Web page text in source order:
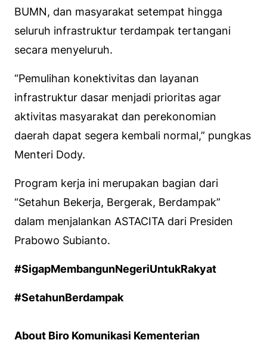
BUMN, dan masyarakat setempat hingga
seluruh infrastruktur terdampak tertangani
secara menyeluruh.
“Pemulihan konektivitas dan layanan
infrastruktur dasar menjadi prioritas agar
aktivitas masyarakat dan perekonomian
daerah dapat segera kembali normal,” pungkas
Menteri Dody.
Program kerja ini merupakan bagian dari
“Setahun Bekerja, Bergerak, Berdampak”
dalam menjalankan ASTACITA dari Presiden
Prabowo Subianto.
#SigapMembangunNegeriUntukRakyat
#SetahunBerdampak
About Biro Komunikasi Kementerian